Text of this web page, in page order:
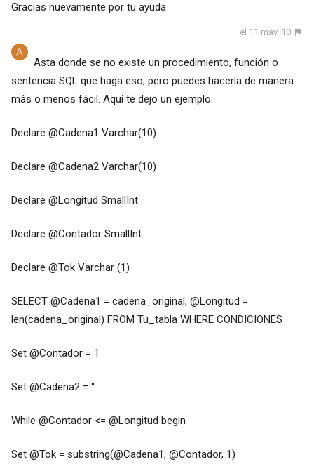
Gracias nuevamente por tu ayuda
el 11 may. 10
Asta donde se no existe un procedimiento, función o
sentencia SQL que haga eso; pero puedes hacerla de manera
más o menos fácil. Aquí te dejo un ejemplo.
Declare @Cadena1 Varchar(10)
Declare @Cadena2 Varchar(10)
Declare @Longitud SmallInt
Declare @Contador SmallInt
Declare @Tok Varchar (1)
SELECT @Cadena1 = cadena_original, @Longitud =
len(cadena_original) FROM Tu_tabla WHERE CONDICIONES
Set @Contador = 1
Set @Cadena2 = ''
While @Contador <= @Longitud begin
Set @Tok = substring(@Cadena1, @Contador, 1)